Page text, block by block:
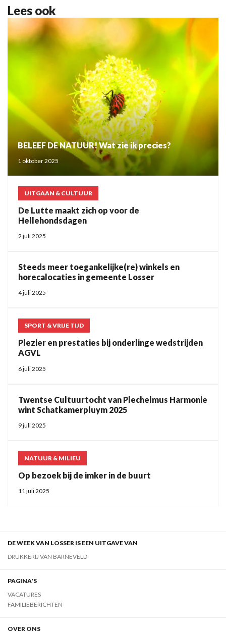
Lees ook
BELEEF DE NATUUR! Wat zie ik precies?
1 oktober 2025
UITGAAN & CULTUUR
De Lutte maakt zich op voor de
Hellehondsdagen
2 juli 2025
Steeds meer toegankelijke(re) winkels en
horecalocaties in gemeente Losser
4 juli 2025
SPORT & VRIJE TIJD
Plezier en prestaties bij onderlinge wedstrijden
AGVL
6 juli 2025
Twentse Cultuurtocht van Plechelmus Harmonie
wint Schatkamerpluym 2025
9 juli 2025
NATUUR & MILIEU
Op bezoek bij de imker in de buurt
11 juli 2025
DE WEEK VAN LOSSER IS EEN UITGAVE VAN
DRUKKERIJ VAN BARNEVELD
PAGINA'S
VACATURES
FAMILIEBERICHTEN
OVER ONS